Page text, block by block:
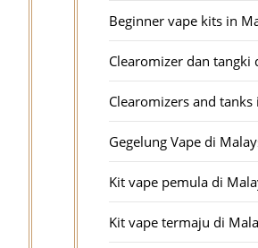
Beginner vape kits in
Clearomizer dan tangki
Clearomizers and
Gegelung Vape di
Kit vape pemula di
Kit vape termaju di